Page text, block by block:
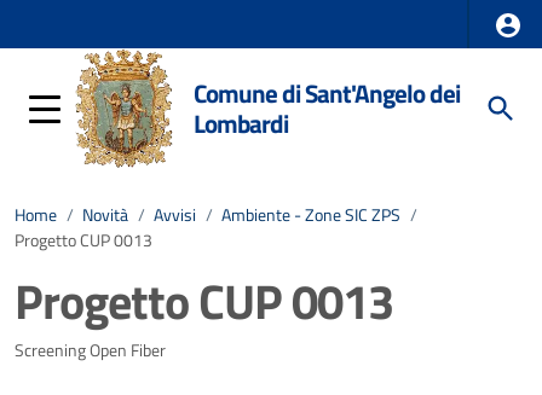
Comune di Sant'Angelo dei
Lombardi
Home / Novità / Avvisi / Ambiente - Zone SIC ZPS /
Progetto CUP 0013
Progetto CUP 0013
Dettagli della notizia
Screening Open Fiber